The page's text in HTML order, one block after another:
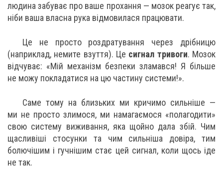
людина забуває про ваше прохання — мозок реагує так,
ніби ваша власна рука відмовилася працювати.
Це не просто роздратування через дрібницю
(наприклад, немите взуття). Це сигнал тривоги. Мозок
відчуває: «Мій механізм безпеки зламався! Я більше
не можу покладатися на цю частину системи!».
Саме тому на близьких ми кричимо сильніше —
ми не просто злимося, ми намагаємося «полагодити»
свою систему виживання, яка щойно дала збій. Чим
щасливіші стосунки та чим сильніша довіра, тим
болючішим і гучнішим стає цей сигнал, коли щось іде
не так.